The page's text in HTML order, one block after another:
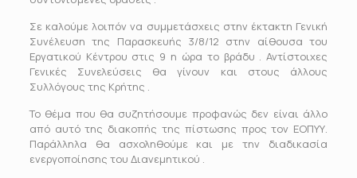
Σε καλούμε λοιπόν να συμμετάσχεις στην έκτακτη Γενική
Συνέλευση της Παρασκευής 3/8/12 στην αίθουσα του
Εργατικού Κέντρου στις 9 η ώρα το βράδυ . Αντίστοιχες
Γενικές Συνελεύσεις θα γίνουν και στους άλλους
Συλλόγους της Κρήτης .
Το θέμα που θα συζητήσουμε προφανώς δεν είναι άλλο
από αυτό της διακοπής της πίστωσης προς τον ΕΟΠΥΥ.
Παράλληλα θα ασχοληθούμε και με την διαδικασία
ενεργοποίησης του Διανεμητικού .